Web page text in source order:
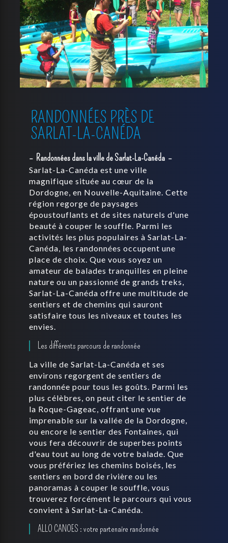
RANDONNÉES PRÈS DE
SARLAT-LA-CANÉDA
Randonnées dans la ville de Sarlat-La-Canéda
Sarlat-La-Canéda est une ville
magnifique située au cœur de la
Dordogne, en Nouvelle-Aquitaine. Cette
région regorge de paysages
époustouflants et de sites naturels d'une
beauté à couper le souffle. Parmi les
activités les plus populaires à Sarlat-La-
Canéda, les randonnées occupent une
place de choix. Que vous soyez un
amateur de balades tranquilles en pleine
nature ou un passionné de grands treks,
Sarlat-La-Canéda offre une multitude de
sentiers et de chemins qui sauront
satisfaire tous les niveaux et toutes les
envies.
Les différents parcours de randonnée
La ville de Sarlat-La-Canéda et ses
environs regorgent de sentiers de
randonnée pour tous les goûts. Parmi les
plus célèbres, on peut citer le sentier de
la Roque-Gageac, offrant une vue
imprenable sur la vallée de la Dordogne,
ou encore le sentier des Fontaines, qui
vous fera découvrir de superbes points
d'eau tout au long de votre balade. Que
vous préfériez les chemins boisés, les
sentiers en bord de rivière ou les
panoramas à couper le souffle, vous
trouverez forcément le parcours qui vous
convient à Sarlat-La-Canéda.
ALLO CANOES : votre partenaire randonnée